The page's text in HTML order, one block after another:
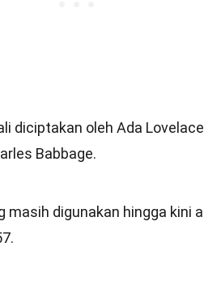
diciptakan oleh Ada
Babbage.
digunakan hingga kini